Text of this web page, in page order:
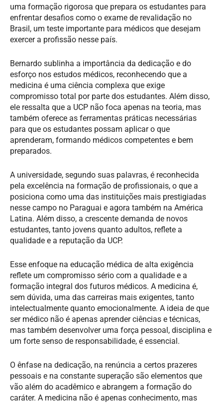
uma formação rigorosa que prepara os estudantes para
enfrentar desafios como o exame de revalidação no
Brasil, um teste importante para médicos que desejam
exercer a profissão nesse país.
Bernardo sublinha a importância da dedicação e do
esforço nos estudos médicos, reconhecendo que a
medicina é uma ciência complexa que exige
compromisso total por parte dos estudantes. Além disso,
ele ressalta que a UCP não foca apenas na teoria, mas
também oferece as ferramentas práticas necessárias
para que os estudantes possam aplicar o que
aprenderam, formando médicos competentes e bem
preparados.
A universidade, segundo suas palavras, é reconhecida
pela excelência na formação de profissionais, o que a
posiciona como uma das instituições mais prestigiadas
nesse campo no Paraguai e agora também na América
Latina. Além disso, a crescente demanda de novos
estudantes, tanto jovens quanto adultos, reflete a
qualidade e a reputação da UCP.
Esse enfoque na educação médica de alta exigência
reflete um compromisso sério com a qualidade e a
formação integral dos futuros médicos. A medicina é,
sem dúvida, uma das carreiras mais exigentes, tanto
intelectualmente quanto emocionalmente. A ideia de que
ser médico não é apenas aprender ciências e técnicas,
mas também desenvolver uma força pessoal, disciplina e
um forte senso de responsabilidade, é essencial.
O ênfase na dedicação, na renúncia a certos prazeres
pessoais e na constante superação são elementos que
vão além do acadêmico e abrangem a formação do
caráter. A medicina não é apenas conhecimento, mas